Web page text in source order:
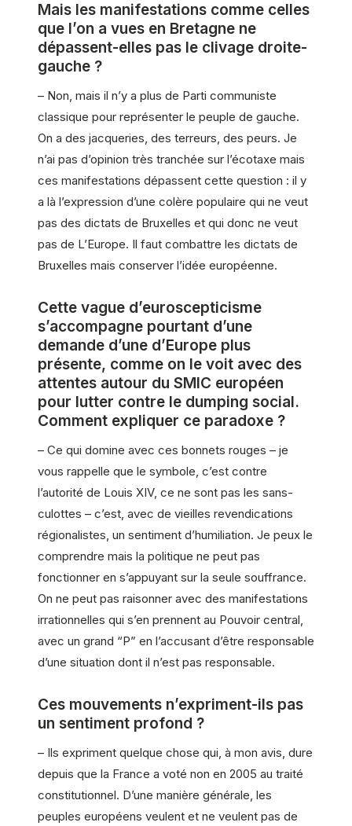
Mais les manifestations comme celles
que l’on a vues en Bretagne ne
dépassent-elles pas le clivage droite-
gauche ?
– Non, mais il n’y a plus de Parti communiste
classique pour représenter le peuple de gauche.
On a des jacqueries, des terreurs, des peurs. Je
n’ai pas d’opinion très tranchée sur l’écotaxe mais
ces manifestations dépassent cette question : il y
a là l’expression d’une colère populaire qui ne veut
pas des dictats de Bruxelles et qui donc ne veut
pas de L’Europe. Il faut combattre les dictats de
Bruxelles mais conserver l’idée européenne.
Cette vague d’euroscepticisme
s’accompagne pourtant d’une
demande d’une d’Europe plus
présente, comme on le voit avec des
attentes autour du SMIC européen
pour lutter contre le dumping social.
Comment expliquer ce paradoxe ?
– Ce qui domine avec ces bonnets rouges – je
vous rappelle que le symbole, c’est contre
l’autorité de Louis XIV, ce ne sont pas les sans-
culottes – c’est, avec de vieilles revendications
régionalistes, un sentiment d’humiliation. Je peux le
comprendre mais la politique ne peut pas
fonctionner en s’appuyant sur la seule souffrance.
On ne peut pas raisonner avec des manifestations
irrationnelles qui s’en prennent au Pouvoir central,
avec un grand “P” en l’accusant d’être responsable
d’une situation dont il n’est pas responsable.
Ces mouvements n’expriment-ils pas
un sentiment profond ?
– Ils expriment quelque chose qui, à mon avis, dure
depuis que la France a voté non en 2005 au traité
constitutionnel. D’une manière générale, les
peuples européens veulent et ne veulent pas de